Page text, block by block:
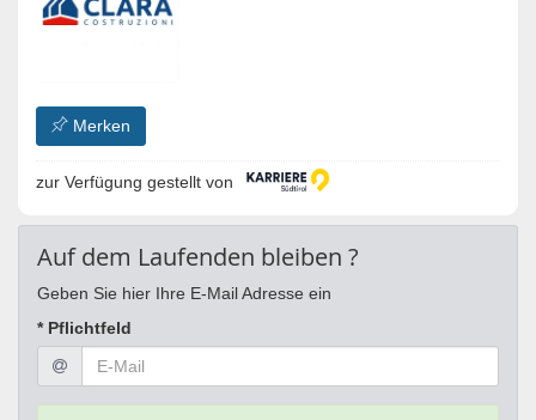
Merken
zur Verfügung gestellt von
Auf dem Laufenden bleiben ?
Geben Sie hier Ihre E-Mail Adresse ein
* Pflichtfeld